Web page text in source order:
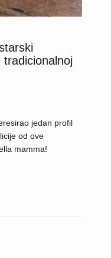
jedan profil
od ove
mamma!